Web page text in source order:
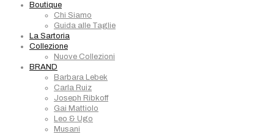
Boutique
Chi Siamo
Guida alle Taglie
La Sartoria
Collezione
Nuove Collezioni
BRAND
Barbara Lebek
Carla Ruiz
Joseph Ribkoff
Gai Mattiolo
Leo & Ugo
Musani